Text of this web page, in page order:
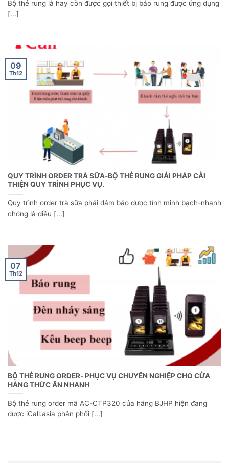
Bộ thẻ rung là hay còn được gọi thiết bị báo rung được ứng dụng
[...]
QUY TRÌNH ORDER TRÀ SỮA-BỘ THẺ RUNG GIẢI PHÁP CẢI
THIỆN QUY TRÌNH PHỤC VỤ.
Quy trình order trà sữa phải đảm bảo được tính minh bạch-nhanh
chóng là điều [...]
09
Th12
BỘ THẺ RUNG ORDER- PHỤC VỤ CHUYÊN NGHIỆP CHO CỬA
HÀNG THỨC ĂN NHANH
Bộ thẻ rung order mã AC-CTP320 của hãng BJHP hiện đang
được iCall.asia phân phối [...]
07
Th12